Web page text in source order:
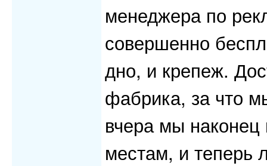
менеджера по
совершенно
дно, и крепеж.
фабрика, за что
вчера мы наконец
местам, и теперь